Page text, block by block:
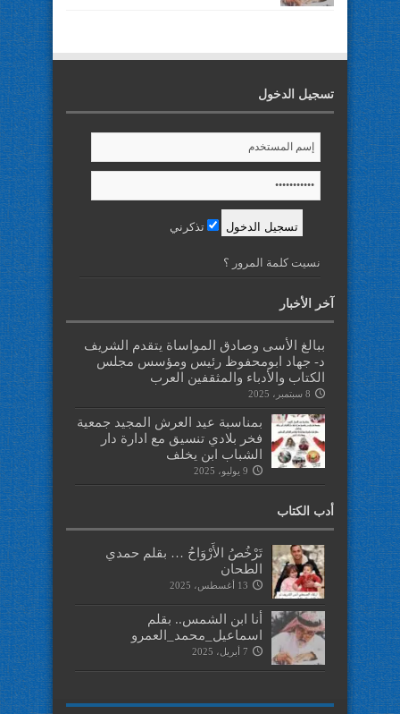
تسجيل الدخول
تذكرني
نسيت كلمة المرور ؟
آخر الأخبار
ببالغ الأسى وصادق المواساة يتقدم الشريف
د- جهاد ابومحفوظ رئيس ومؤسس مجلس
الكتاب والأدباء والمثقفين العرب
8 سبتمبر، 2025
بمناسبة عيد العرش المجيد جمعية
فخر بلادي تنسيق مع ادارة دار
الشباب ابن يخلف
9 يوليو، 2025
أدب الكتاب
تَرْخُصُ الأَرْوَاحُ … بقلم حمدي
الطحان
13 أغسطس، 2025
أنا ابن الشمس.. بقلم
اسماعيل_محمد_العمرو
7 أبريل، 2025